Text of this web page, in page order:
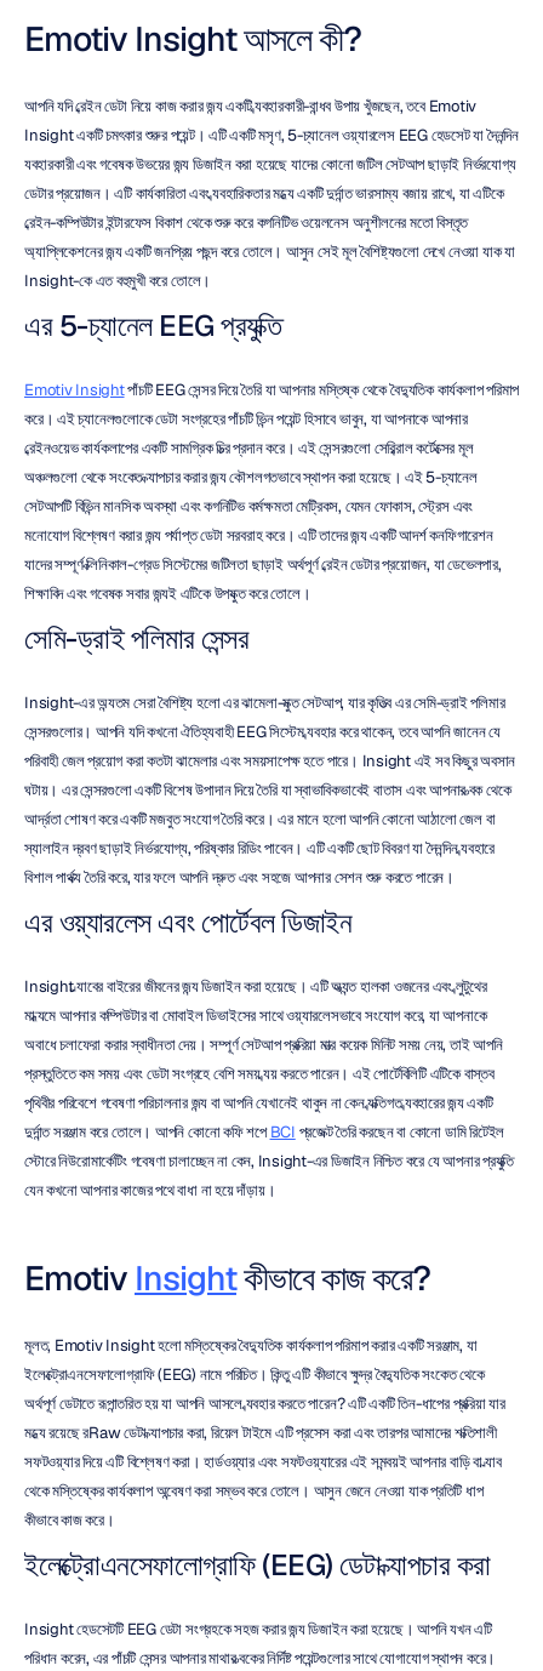
Emotiv Insight আসলে কী?
আপনি যদি ব্রেইন ডেটা নিয়ে কাজ করার জন্য একটি ব্যবহারকারী-বান্ধব উপায় খুঁজছেন, তবে Emotiv
Insight একটি চমৎকার শুরুর পয়েন্ট। এটি একটি মসৃণ, 5-চ্যানেল ওয়্যারলেস EEG হেডসেট যা দৈনন্দিন
ব্যবহারকারী এবং গবেষক উভয়ের জন্য ডিজাইন করা হয়েছে যাদের কোনো জটিল সেটআপ ছাড়াই নির্ভরযোগ্য
ডেটার প্রয়োজন। এটি কার্যকারিতা এবং ব্যবহারিকতার মধ্যে একটি দুর্দান্ত ভারসাম্য বজায় রাখে, যা এটিকে
ব্রেইন-কম্পিউটার ইন্টারফেস বিকাশ থেকে শুরু করে কগনিটিভ ওয়েলনেস অনুশীলনের মতো বিস্তৃত
অ্যাপ্লিকেশনের জন্য একটি জনপ্রিয় পছন্দ করে তোলে। আসুন সেই মূল বৈশিষ্ট্যগুলো দেখে নেওয়া যাক যা
Insight-কে এত বহুমুখী করে তোলে।
এর 5-চ্যানেল EEG প্রযুক্তি
Emotiv Insight পাঁচটি EEG সেন্সর দিয়ে তৈরি যা আপনার মস্তিষ্ক থেকে বৈদ্যুতিক কার্যকলাপ পরিমাপ
করে। এই চ্যানেলগুলোকে ডেটা সংগ্রহের পাঁচটি ভিন্ন পয়েন্ট হিসাবে ভাবুন, যা আপনাকে আপনার
ব্রেইনওয়েভ কার্যকলাপের একটি সামগ্রিক চিত্র প্রদান করে। এই সেন্সরগুলো সেরিব্রাল কর্টেক্সের মূল
অঞ্চলগুলো থেকে সংকেত ক্যাপচার করার জন্য কৌশলগতভাবে স্থাপন করা হয়েছে। এই 5-চ্যানেল
সেটআপটি বিভিন্ন মানসিক অবস্থা এবং কগনিটিভ কর্মক্ষমতা মেট্রিকস, যেমন ফোকাস, স্ট্রেস এবং
মনোযোগ বিশ্লেষণ করার জন্য পর্যাপ্ত ডেটা সরবরাহ করে। এটি তাদের জন্য একটি আদর্শ কনফিগারেশন
যাদের সম্পূর্ণ ক্লিনিকাল-গ্রেড সিস্টেমের জটিলতা ছাড়াই অর্থপূর্ণ ব্রেইন ডেটার প্রয়োজন, যা ডেভেলপার,
শিক্ষাবিদ এবং গবেষক সবার জন্যই এটিকে উপযুক্ত করে তোলে।
সেমি-ড্রাই পলিমার সেন্সর
Insight-এর অন্যতম সেরা বৈশিষ্ট্য হলো এর ঝামেলা-মুক্ত সেটআপ, যার কৃতিত্ব এর সেমি-ড্রাই পলিমার
সেন্সরগুলোর। আপনি যদি কখনো ঐতিহ্যবাহী EEG সিস্টেম ব্যবহার করে থাকেন, তবে আপনি জানেন যে
পরিবাহী জেল প্রয়োগ করা কতটা ঝামেলার এবং সময়সাপেক্ষ হতে পারে। Insight এই সব কিছুর অবসান
ঘটায়। এর সেন্সরগুলো একটি বিশেষ উপাদান দিয়ে তৈরি যা স্বাভাবিকভাবেই বাতাস এবং আপনার ত্বক থেকে
আর্দ্রতা শোষণ করে একটি মজবুত সংযোগ তৈরি করে। এর মানে হলো আপনি কোনো আঠালো জেল বা
স্যালাইন দ্রবণ ছাড়াই নির্ভরযোগ্য, পরিষ্কার রিডিং পাবেন। এটি একটি ছোট বিবরণ যা দৈনন্দিন ব্যবহারে
বিশাল পার্থক্য তৈরি করে, যার ফলে আপনি দ্রুত এবং সহজে আপনার সেশন শুরু করতে পারেন।
এর ওয়্যারলেস এবং পোর্টেবল ডিজাইন
Insight ল্যাবের বাইরের জীবনের জন্য ডিজাইন করা হয়েছে। এটি অত্যন্ত হালকা ওজনের এবং ব্লুটুথের
মাধ্যমে আপনার কম্পিউটার বা মোবাইল ডিভাইসের সাথে ওয়্যারলেসভাবে সংযোগ করে, যা আপনাকে
অবাধে চলাফেরা করার স্বাধীনতা দেয়। সম্পূর্ণ সেটআপ প্রক্রিয়া মাত্র কয়েক মিনিট সময় নেয়, তাই আপনি
প্রস্তুতিতে কম সময় এবং ডেটা সংগ্রহে বেশি সময় ব্যয় করতে পারেন। এই পোর্টেবিলিটি এটিকে বাস্তব
পৃথিবীর পরিবেশে গবেষণা পরিচালনার জন্য বা আপনি যেখানেই থাকুন না কেন ব্যক্তিগত ব্যবহারের জন্য একটি
দুর্দান্ত সরঞ্জাম করে তোলে। আপনি কোনো কফি শপে BCI প্রজেক্ট তৈরি করছেন বা কোনো ডামি রিটেইল
স্টোরে নিউরোমার্কেটিং গবেষণা চালাচ্ছেন না কেন, Insight-এর ডিজাইন নিশ্চিত করে যে আপনার প্রযুক্তি
যেন কখনো আপনার কাজের পথে বাধা না হয়ে দাঁড়ায়।
Emotiv Insight কীভাবে কাজ করে?
মূলত, Emotiv Insight হলো মস্তিষ্কের বৈদ্যুতিক কার্যকলাপ পরিমাপ করার একটি সরঞ্জাম, যা
ইলেক্ট্রোএনসেফালোগ্রাফি (EEG) নামে পরিচিত। কিন্তু এটি কীভাবে ক্ষুদ্র বৈদ্যুতিক সংকেত থেকে
অর্থপূর্ণ ডেটাতে রূপান্তরিত হয় যা আপনি আসলে ব্যবহার করতে পারেন? এটি একটি তিন-ধাপের প্রক্রিয়া যার
মধ্যে রয়েছে রRaw ডেটা ক্যাপচার করা, রিয়েল টাইমে এটি প্রসেস করা এবং তারপর আমাদের শক্তিশালী
সফটওয়্যার দিয়ে এটি বিশ্লেষণ করা। হার্ডওয়্যার এবং সফটওয়্যারের এই সমন্বয়ই আপনার বাড়ি বা ল্যাব
থেকে মস্তিষ্কের কার্যকলাপ অন্বেষণ করা সম্ভব করে তোলে। আসুন জেনে নেওয়া যাক প্রতিটি ধাপ
কীভাবে কাজ করে।
ইলেক্ট্রোএনসেফালোগ্রাফি (EEG) ডেটা ক্যাপচার করা
Insight হেডসেটটি EEG ডেটা সংগ্রহকে সহজ করার জন্য ডিজাইন করা হয়েছে। আপনি যখন এটি
পরিধান করেন, এর পাঁচটি সেন্সর আপনার মাথার ত্বকের নির্দিষ্ট পয়েন্টগুলোর সাথে যোগাযোগ স্থাপন করে।